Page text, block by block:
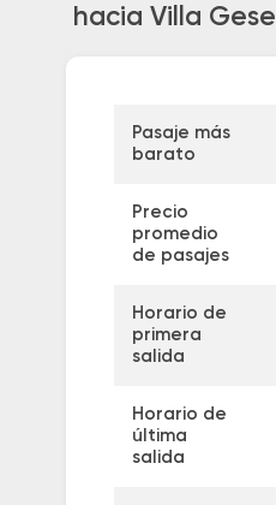
hacia Villa Gesell
Pasaje más
barato
Precio
promedio
de pasajes
Horario de
primera
salida
Horario de
última
salida